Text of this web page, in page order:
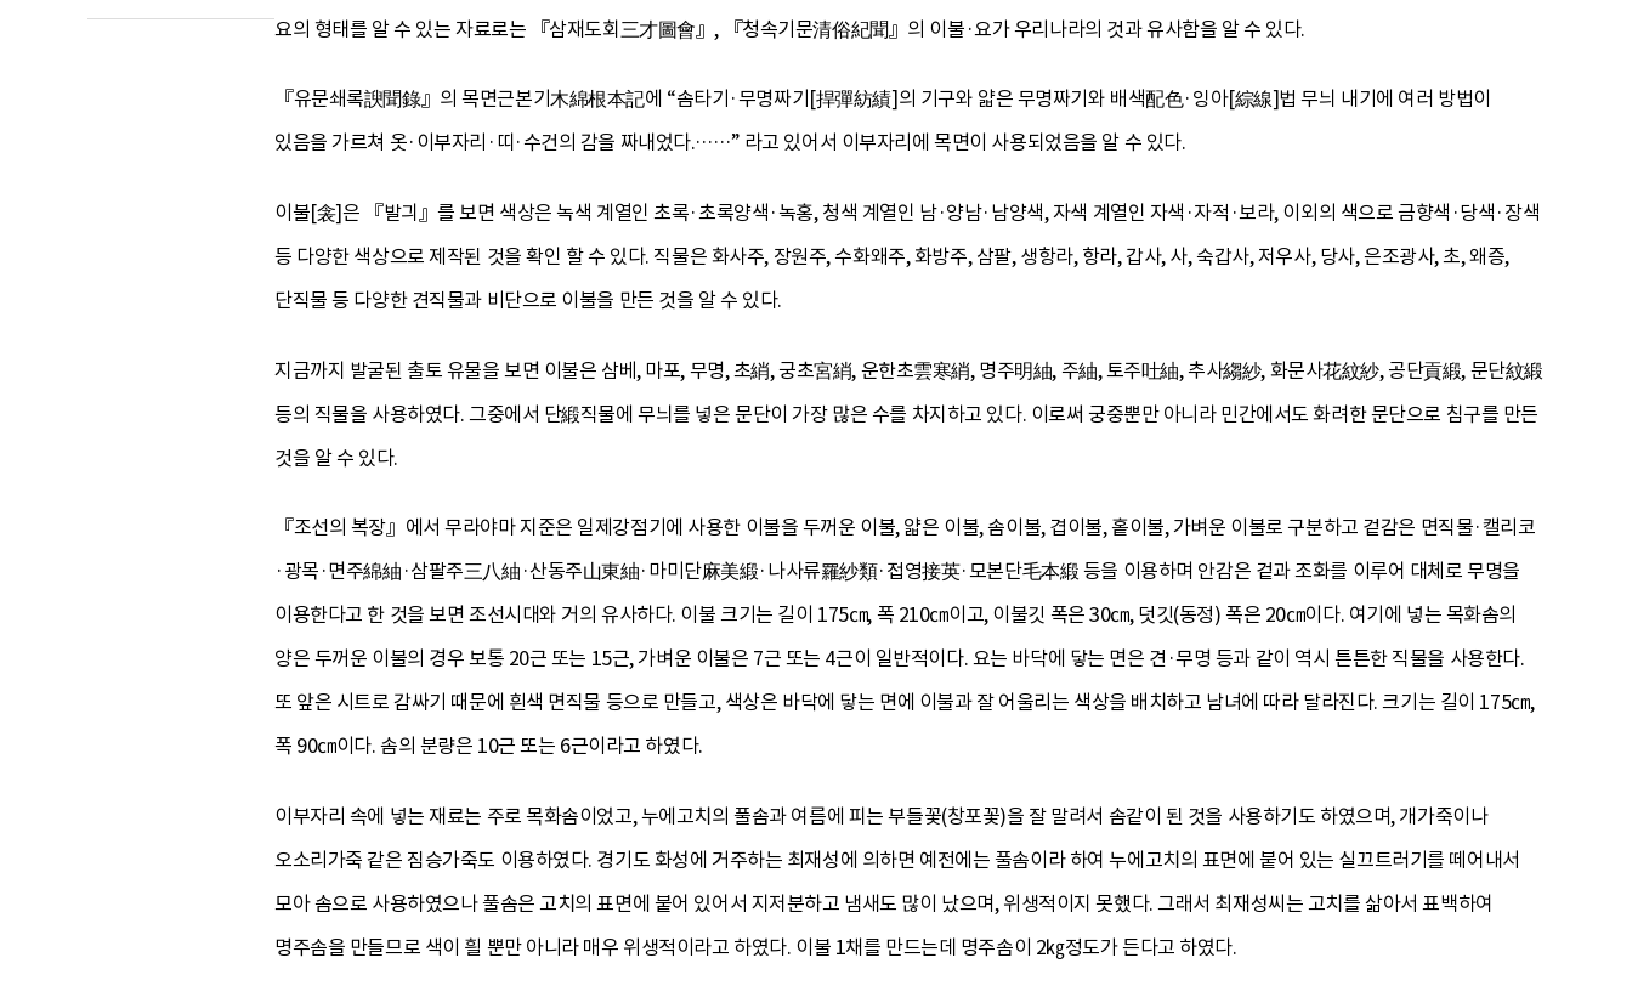
요의 형태를 알 수 있는 자료로는 『삼재도회三才圖會』, 『청속기문清俗紀聞』의 이불·요가 우리나라의 것과 유사함을 알 수 있다.
『유문쇄록諛聞錄』의 목면근본기木綿根本記에 “솜타기·무명짜기[捍彈紡績]의 기구와 얇은 무명짜기와 배색配色·잉아[綜線]법 무늬 내기에 여러 방법이
있음을 가르쳐 옷·이부자리·띠·수건의 감을 짜내었다.……” 라고 있어서 이부자리에 목면이 사용되었음을 알 수 있다.
이불[衾]은 『발긔』를 보면 색상은 녹색 계열인 초록·초록양색·녹홍, 청색 계열인 남·양남·남양색, 자색 계열인 자색·자적·보라, 이외의 색으로 금향색·당색·장색
등 다양한 색상으로 제작된 것을 확인 할 수 있다. 직물은 화사주, 장원주, 수화왜주, 화방주, 삼팔, 생항라, 항라, 갑사, 사, 숙갑사, 저우사, 당사, 은조광사, 초, 왜증,
단직물 등 다양한 견직물과 비단으로 이불을 만든 것을 알 수 있다.
지금까지 발굴된 출토 유물을 보면 이불은 삼베, 마포, 무명, 초綃, 궁초宮綃, 운한초雲寒綃, 명주明紬, 주紬, 토주吐紬, 추사縐紗, 화문사花紋紗, 공단貢緞, 문단紋緞
등의 직물을 사용하였다. 그중에서 단緞직물에 무늬를 넣은 문단이 가장 많은 수를 차지하고 있다. 이로써 궁중뿐만 아니라 민간에서도 화려한 문단으로 침구를 만든
것을 알 수 있다.
『조선의 복장』에서 무라야마 지준은 일제강점기에 사용한 이불을 두꺼운 이불, 얇은 이불, 솜이불, 겹이불, 홑이불, 가벼운 이불로 구분하고 겉감은 면직물·캘리코
·광목·면주綿紬·삼팔주三八紬·산동주山東紬·마미단麻美緞·나사류羅紗類·접영接英·모본단毛本緞 등을 이용하며 안감은 겉과 조화를 이루어 대체로 무명을
이용한다고 한 것을 보면 조선시대와 거의 유사하다. 이불 크기는 길이 175㎝, 폭 210㎝이고, 이불깃 폭은 30㎝, 덧깃(동정) 폭은 20㎝이다. 여기에 넣는 목화솜의
양은 두꺼운 이불의 경우 보통 20근 또는 15근, 가벼운 이불은 7근 또는 4근이 일반적이다. 요는 바닥에 닿는 면은 견·무명 등과 같이 역시 튼튼한 직물을 사용한다.
또 앞은 시트로 감싸기 때문에 흰색 면직물 등으로 만들고, 색상은 바닥에 닿는 면에 이불과 잘 어울리는 색상을 배치하고 남녀에 따라 달라진다. 크기는 길이 175㎝,
폭 90㎝이다. 솜의 분량은 10근 또는 6근이라고 하였다.
이부자리 속에 넣는 재료는 주로 목화솜이었고, 누에고치의 풀솜과 여름에 피는 부들꽃(창포꽃)을 잘 말려서 솜같이 된 것을 사용하기도 하였으며, 개가죽이나
오소리가죽 같은 짐승가죽도 이용하였다. 경기도 화성에 거주하는 최재성에 의하면 예전에는 풀솜이라 하여 누에고치의 표면에 붙어 있는 실끄트러기를 떼어내서
모아 솜으로 사용하였으나 풀솜은 고치의 표면에 붙어 있어서 지저분하고 냄새도 많이 났으며, 위생적이지 못했다. 그래서 최재성씨는 고치를 삶아서 표백하여
명주솜을 만들므로 색이 흴 뿐만 아니라 매우 위생적이라고 하였다. 이불 1채를 만드는데 명주솜이 2㎏정도가 든다고 하였다.